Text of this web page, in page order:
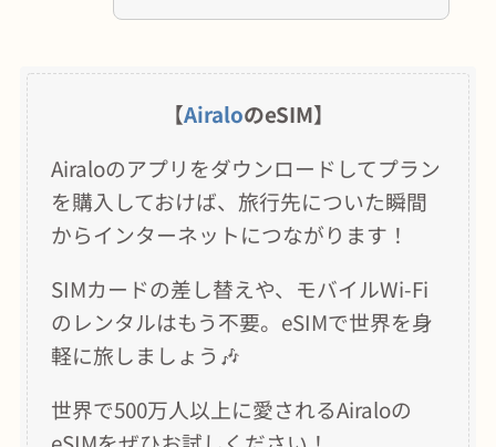
【AiraloのeSIM】
Airaloのアプリをダウンロードしてプラン
を購入しておけば、旅行先についた瞬間
からインターネットにつながります！
SIMカードの差し替えや、モバイルWi-Fi
のレンタルはもう不要。eSIMで世界を身
軽に旅しましょう🎶
世界で500万人以上に愛されるAiraloの